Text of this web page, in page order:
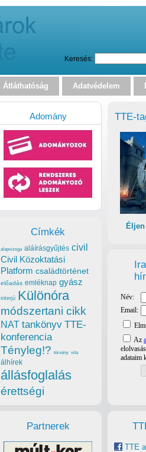
Keresés:
Átláthatóság Adatvédelem
TTE-
TTE
Adomány
Címkék
alapvizsga aláírásgyűjtés civil
Civil Közoktatási
Platform családtörténet
előadás emléknap gyász
interjú Különóra
módszertani cikk
NAT tankönyv TTE-
konferencia
Tényleg!? törvény vita
álhírek
állásfoglalás
érettségi
Partnerek